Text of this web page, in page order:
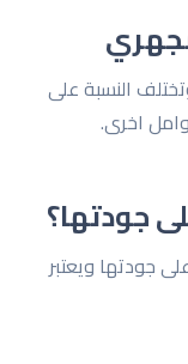
الحقن المجهري الى 60% وتختلف النسبة على
اخرى.
جودتها ويعتبر